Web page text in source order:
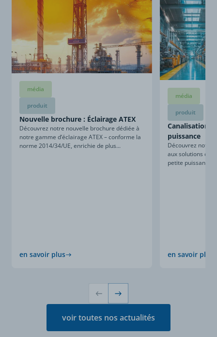
média
produit
Nouvelle brochure : Éclairage ATEX
Découvrez notre nouvelle brochure dédiée à
notre gamme d’éclairage ATEX – conforme la
norme 2014/34/UE, enrichie de plus...
en savoir plus
média
produit
Canalisations
puissance
Découvrez notre
aux solutions de
petite puissance.
en savoir plus
voir toutes nos actualités